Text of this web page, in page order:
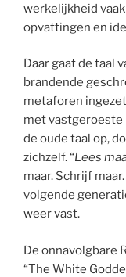
werkelijkheid
opvattingen en
Daar gaat de taal
brandende
metaforen
met vastgeroeste
de oude taal op,
zichzelf. “Lees
maar. Schrijf
volgende
weer vast.
De onnavolgbare
“The White